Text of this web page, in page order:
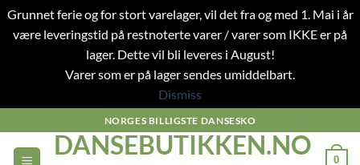
Grunnet ferie og for stort varelager, vil det fra og med 1. Mai i år
være leveringstid på restnoterte varer / varer som IKKE er på
lager. Dette vil bli leveres i August!
Varer som er på lager sendes umiddelbart.
Dismiss
to
content
NORGES BILLIGSTE DANSESKO
DANSEBUTIKKEN.NO 0